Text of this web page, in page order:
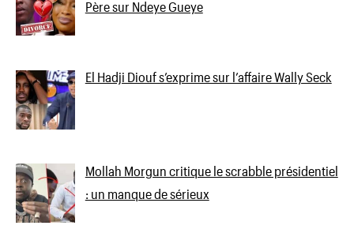
Père sur Ndeye Gueye
El Hadji Diouf s’exprime sur l’affaire Wally Seck
Mollah Morgun critique le scrabble présidentiel
: un manque de sérieux